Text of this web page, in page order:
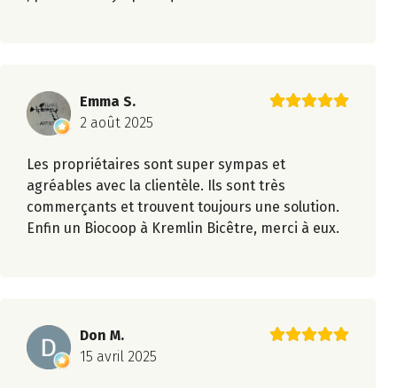
Emma S.
2 août 2025
Les propriétaires sont super sympas et
agréables avec la clientèle. Ils sont très
commerçants et trouvent toujours une solution.
Enfin un Biocoop à Kremlin Bicêtre, merci à eux.
Don M.
15 avril 2025